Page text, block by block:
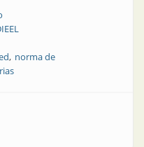
norma de
para municipios